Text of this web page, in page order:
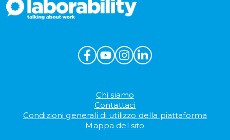
Chi siamo
Contattaci
Condizioni generali di utilizzo della piattaforma
Mappa del sito